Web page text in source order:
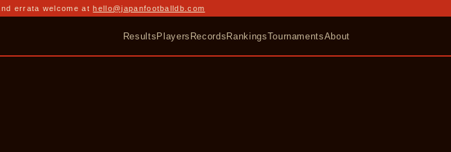
errata welcome at hello@japanfootballdb.com
ResultsPlayers RecordsRankingsTournamentsAbout